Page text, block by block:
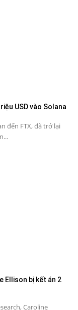
USD vào Solana
đến FTX, đã trở lại
Ellison bị kết án 2
Caroline